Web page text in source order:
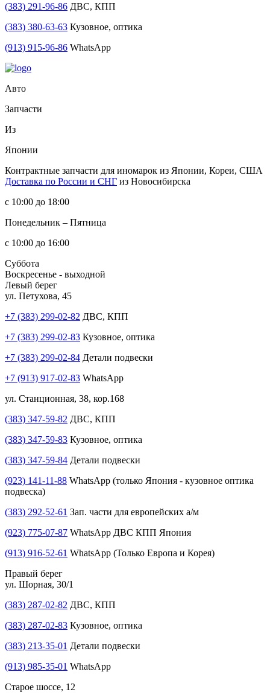
(383) 291-96-86 ДВС, КПП
(383) 380-63-63 Кузовное, оптика
(913) 915-96-86 WhatsApp
Авто
Запчасти
Из
Японии
Контрактные запчасти для иномарок из Японии, Кореи, США
Доставка по России и СНГ из Новосибирска
с 10:00 до 18:00
Понедельник – Пятница
с 10:00 до 16:00
Суббота
Воскресенье - выходной
Левый берег
ул. Петухова, 45
+7 (383) 299-02-82 ДВС, КПП
+7 (383) 299-02-83 Кузовное, оптика
+7 (383) 299-02-84 Детали подвески
+7 (913) 917-02-83 WhatsApp
ул. Станционная, 38, кор.168
(383) 347-59-82 ДВС, КПП
(383) 347-59-83 Кузовное, оптика
(383) 347-59-84 Детали подвески
(923) 141-11-88 WhatsApp (только Япония - кузовное оптика
подвеска)
(383) 292-52-61 Зап. части для европейских а/м
(923) 775-07-87 WhatsApp ДВС КПП Япония
(913) 916-52-61 WhatsApp (Только Европа и Корея)
Правый берег
ул. Шорная, 30/1
(383) 287-02-82 ДВС, КПП
(383) 287-02-83 Кузовное, оптика
(383) 213-35-01 Детали подвески
(913) 985-35-01 WhatsApp
Старое шоссе, 12